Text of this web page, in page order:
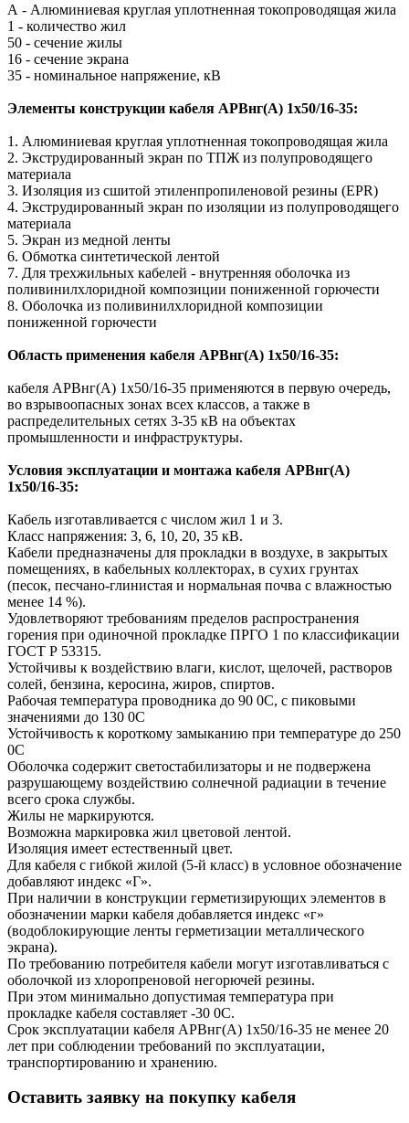
А - Алюминиевая круглая уплотненная токопроводящая жила
1 - количество жил
50 - сечение жилы
16 - сечение экрана
35 - номинальное напряжение, кВ
Элементы конструкции кабеля АРВнг(A) 1х50/16-35:
1. Алюминиевая круглая уплотненная токопроводящая жила
2. Экструдированный экран по ТПЖ из полупроводящего
материала
3. Изоляция из сшитой этиленпропиленовой резины (EPR)
4. Экструдированный экран по изоляции из полупроводящего
материала
5. Экран из медной ленты
6. Обмотка синтетической лентой
7. Для трехжильных кабелей - внутренняя оболочка из
поливинилхлоридной композиции пониженной горючести
8. Оболочка из поливинилхлоридной композиции
пониженной горючести
Область применения кабеля АРВнг(A) 1х50/16-35:
кабеля АРВнг(A) 1х50/16-35 применяются в первую очередь,
во взрывоопасных зонах всех классов, а также в
распределительных сетях 3-35 кВ на объектах
промышленности и инфраструктуры.
Условия эксплуатации и монтажа кабеля АРВнг(A)
1х50/16-35:
Кабель изготавливается с числом жил 1 и 3.
Класс напряжения: 3, 6, 10, 20, 35 кВ.
Кабели предназначены для прокладки в воздухе, в закрытых
помещениях, в кабельных коллекторах, в сухих грунтах
(песок, песчано-глинистая и нормальная почва с влажностью
менее 14 %).
Удовлетворяют требованиям пределов распространения
горения при одиночной прокладке ПРГО 1 по классификации
ГОСТ Р 53315.
Устойчивы к воздействию влаги, кислот, щелочей, растворов
солей, бензина, керосина, жиров, спиртов.
Рабочая температура проводника до 90 0С, с пиковыми
значениями до 130 0С
Устойчивость к короткому замыканию при температуре до 250
0С
Оболочка содержит светостабилизаторы и не подвержена
разрушающему воздействию солнечной радиации в течение
всего срока службы.
Жилы не маркируются.
Возможна маркировка жил цветовой лентой.
Изоляция имеет естественный цвет.
Для кабеля с гибкой жилой (5-й класс) в условное обозначение
добавляют индекс «Г».
При наличии в конструкции герметизирующих элементов в
обозначении марки кабеля добавляется индекс «г»
(водоблокирующие ленты герметизации металлического
экрана).
По требованию потребителя кабели могут изготавливаться с
оболочкой из хлоропреновой негорючей резины.
При этом минимально допустимая температура при
прокладке кабеля составляет -30 0С.
Срок эксплуатации кабеля АРВнг(A) 1х50/16-35 не менее 20
лет при соблюдении требований по эксплуатации,
транспортированию и хранению.
Оставить заявку на покупку кабеля